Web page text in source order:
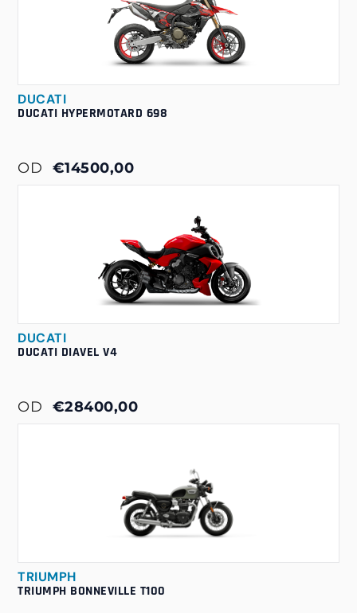
DUCATI
DUCATI HYPERMOTARD 698
OD €14500,00
DUCATI
DUCATI DIAVEL V4
OD €28400,00
TRIUMPH
TRIUMPH BONNEVILLE T100